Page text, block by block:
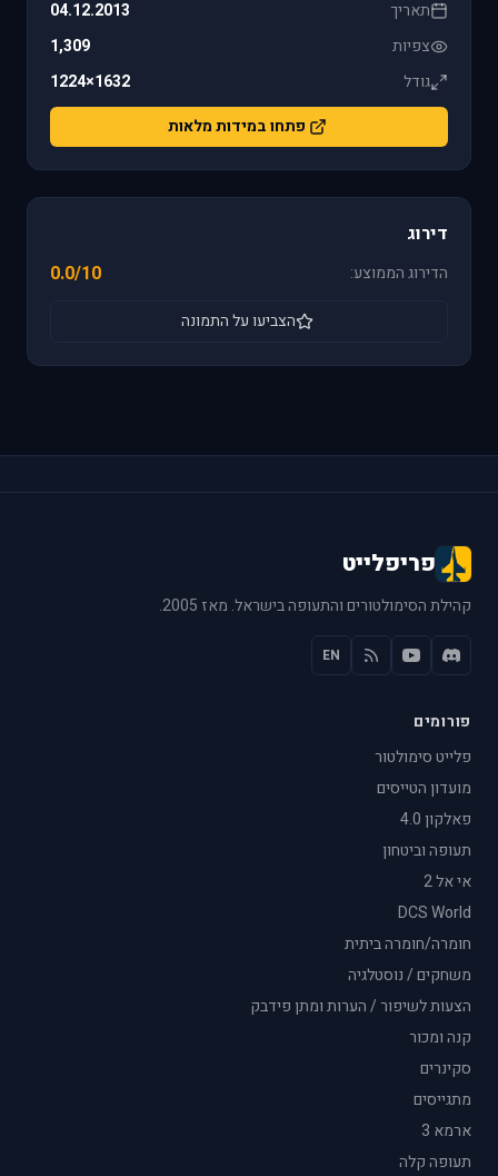
תאריך
04.12.2013
צפיות
1,309
גודל
1632×1224
פתחו במידות מלאות
דירוג
הדירוג הממוצע: 0.0/10
הצביעו על התמונה
פריפלייט
קהילת הסימולטורים והתעופה בישראל. מאז 2005.
EN
פורומים
פלייט סימולטור
מועדון הטייסים
פאלקון 4.0
תעופה וביטחון
אי אל 2
DCS World
חומרה/חומרה ביתית
משחקים / נוסטלגיה
הצעות לשיפור / הערות ומתן פידבק
קנה ומכור
סקינרים
מתגייסים
ארמא 3
תעופה קלה